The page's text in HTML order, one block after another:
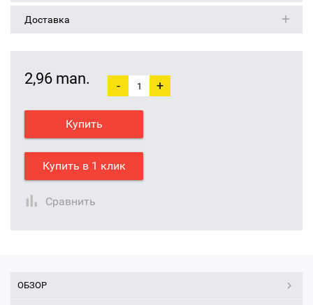
Доставка
2,96 man. - +
Купить
Купить в 1 клик
Сравнить
ОБЗОР